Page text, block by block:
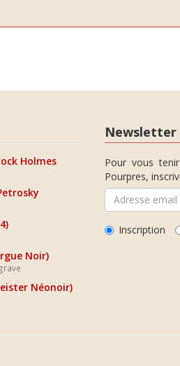
Holmes
Noir)
Néonoir)
Newsletter
Pour vous
Pourpres,
Inscription